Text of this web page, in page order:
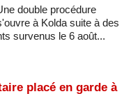
double procédure
à Kolda suite à des
survenus le 6 août...
placé en garde à